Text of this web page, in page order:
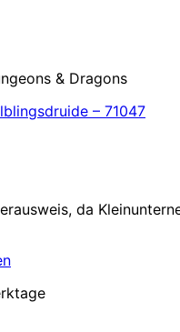
& Dragons
– 71047
da